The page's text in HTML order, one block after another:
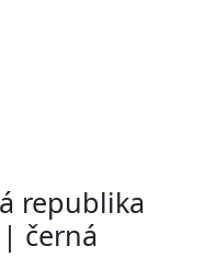
republika
| černá